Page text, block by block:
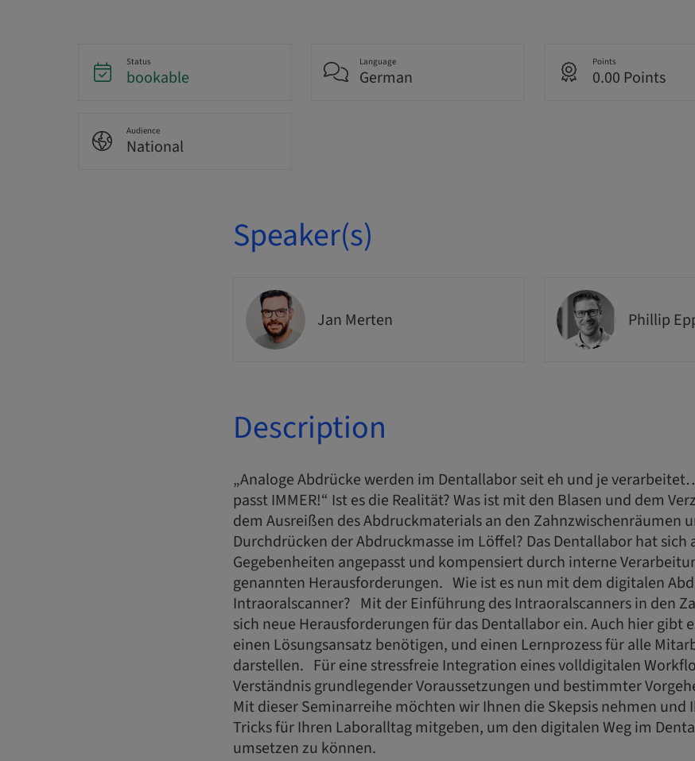
Status
bookable
Language
German
Points
0.00 Points
Audience
National
Speaker(s)
Jan Merten Phillip
Description
„Analoge Abdrücke werden im Dentallabor seit eh und je
passt IMMER!“ Ist es die Realität? Was ist mit den Blasen und dem
dem Ausreißen des Abdruckmaterials an den Zahnzwischenräumen
Durchdrücken der Abdruckmasse im Löffel? Das Dentallabor hat sich
Gegebenheiten angepasst und kompensiert durch interne
genannten Herausforderungen. Wie ist es nun mit dem digitalen
Intraoralscanner? Mit der Einführung des Intraoralscanners in den
sich neue Herausforderungen für das Dentallabor ein. Auch hier gibt
einen Lösungsansatz benötigen, und einen Lernprozess für alle
darstellen. Für eine stressfreie Integration eines volldigitalen
Verständnis grundlegender Voraussetzungen und bestimmter
Mit dieser Seminarreihe möchten wir Ihnen die Skepsis nehmen und
Tricks für Ihren Laboralltag mitgeben, um den digitalen Weg im
umsetzen zu können.